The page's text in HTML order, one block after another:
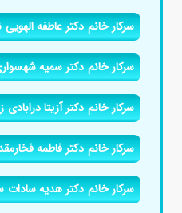
سرکار خانم دکتر عاطفه
سرکار خانم دکتر سمیه
سرکار خانم دکتر آزیتا درابادی
سرکار خانم دکتر فاطمه
سرکار خانم دکتر هدیه سادات